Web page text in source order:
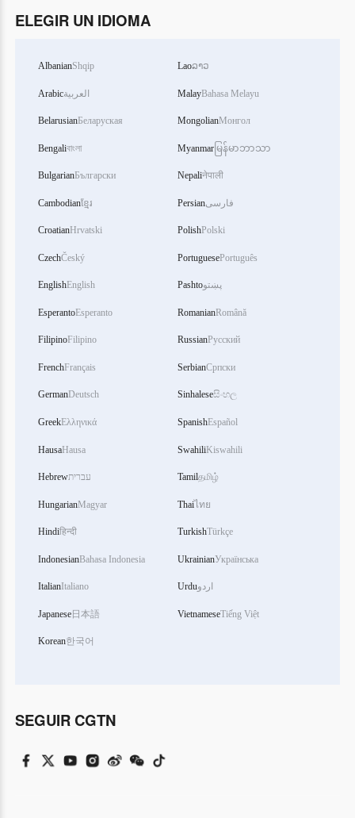
ELEGIR UN IDIOMA
AlbanianShqip
Arabicالعربية
BelarusianБеларуская
Bengaliবাংলা
BulgarianБългарски
Cambodianខ្មែរ
CroatianHrvatski
CzechČeský
EnglishEnglish
EsperantoEsperanto
FilipinoFilipino
FrenchFrançais
GermanDeutsch
GreekΕλληνικά
HausaHausa
Hebrewעברית
HungarianMagyar
Hindiहिन्दी
IndonesianBahasa Indonesia
ItalianItaliano
Japanese日本語
Korean한국어
Laoລາວ
MalayBahasa Melayu
MongolianМонгол
Myanmar မြန်မာဘာသာ
Nepaliनेपाली
Persianفارسی
PolishPolski
PortuguesePortuguês
Pashtoپښتو
RomanianRomână
RussianРусский
SerbianСрпски
Sinhaleseසිංහල
SpanishEspañol
SwahiliKiswahili
Tamilதமிழ்
Thaiไทย
TurkishTürkçe
UkrainianУкраїнська
Urduاردو
VietnameseTiếng Việt
SEGUIR CGTN